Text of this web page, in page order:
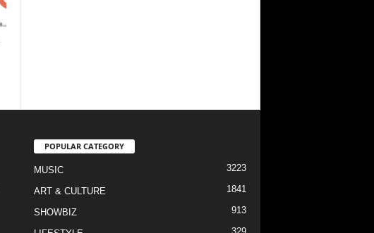
POPULAR CATEGORY
MUSIC 3223
ART & CULTURE 1841
SHOWBIZ 913